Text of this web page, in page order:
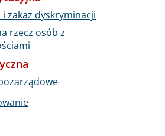
zakaz dyskryminacji
rzecz osób z